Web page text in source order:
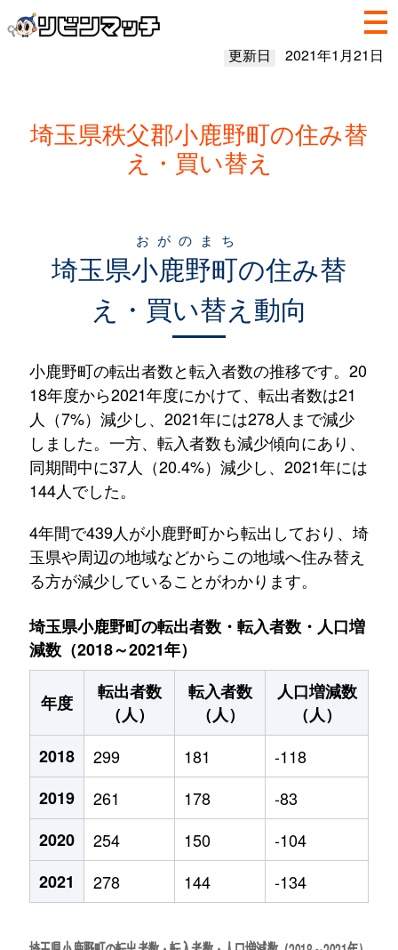
更新日 2021年1月21日
埼玉県秩父郡小鹿野町の住み替
え・買い替え
埼玉県小鹿野町
おがのまち
の住み替
え・買い替え動向
小鹿野町の転出者数と転入者数の推移です。20
18年度から2021年度にかけて、転出者数は21
人（7%）減少し、2021年には278人まで減少
しました。一方、転入者数も減少傾向にあり、
同期間中に37人（20.4%）減少し、2021年には
144人でした。
4年間で439人が小鹿野町から転出しており、埼
玉県や周辺の地域などからこの地域へ住み替え
る方が減少していることがわかります。
埼玉県小鹿野町の転出者数・転入者数・人口増
減数（2018～2021年）
年度
転出者数
（人）
転入者数
（人）
人口増減数
（人）
2018
299 181
-118
2019
261 178
-83
2020
254 150
-104
2021
278 144 -134